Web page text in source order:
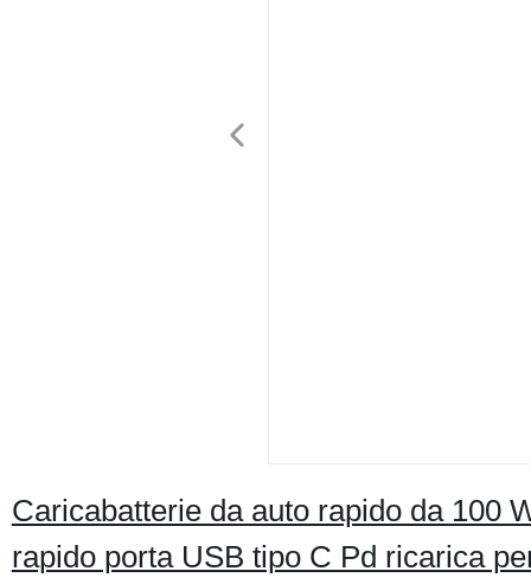
Caricabatterie da auto rapido da 100
rapido porta USB tipo C Pd ricarica